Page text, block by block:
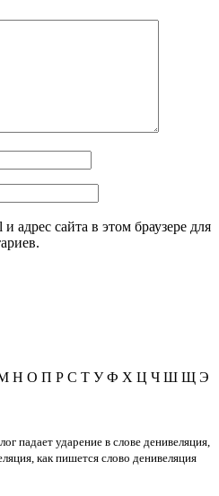
адрес сайта в этом браузере для
Н О П Р С Т У Ф Х Ц Ч Ш Щ Э
падает ударение в слове денивеляция,
как пишется слово денивеляция